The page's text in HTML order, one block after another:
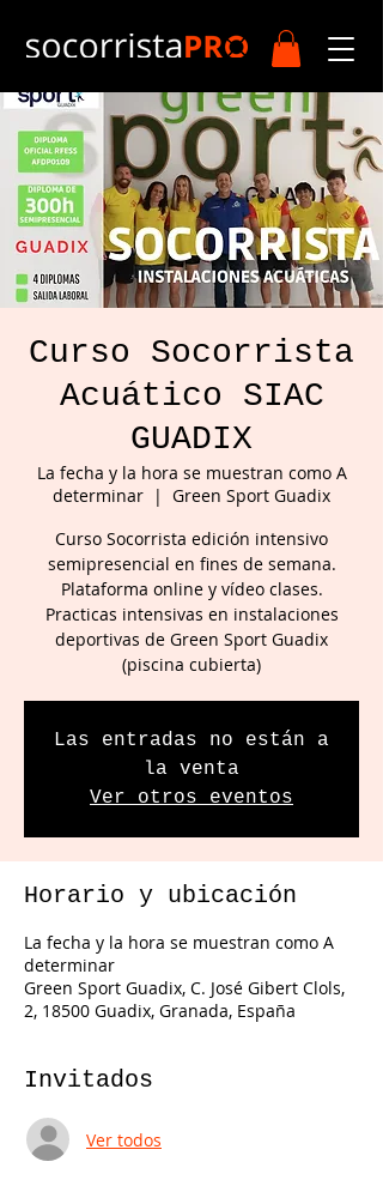
Curso Socorrista
Acuático SIAC
GUADIX
La fecha y la hora se muestran como A
determinar
  |
Green Sport Guadix
Curso Socorrista edición intensivo
semipresencial en fines de semana.
Plataforma online y vídeo clases.
Practicas intensivas en instalaciones
deportivas de Green Sport Guadix
(piscina cubierta)
Las entradas no están a
la venta
Ver otros eventos
Horario y ubicación
La fecha y la hora se muestran como A
determinar
Green Sport Guadix, C. José Gibert Clols,
2, 18500 Guadix, Granada, España
Invitados
Ver todos